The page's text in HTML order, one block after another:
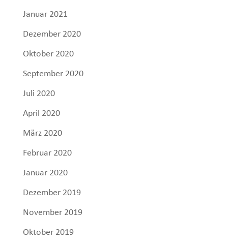
Januar 2021
Dezember 2020
Oktober 2020
September 2020
Juli 2020
April 2020
März 2020
Februar 2020
Januar 2020
Dezember 2019
November 2019
Oktober 2019